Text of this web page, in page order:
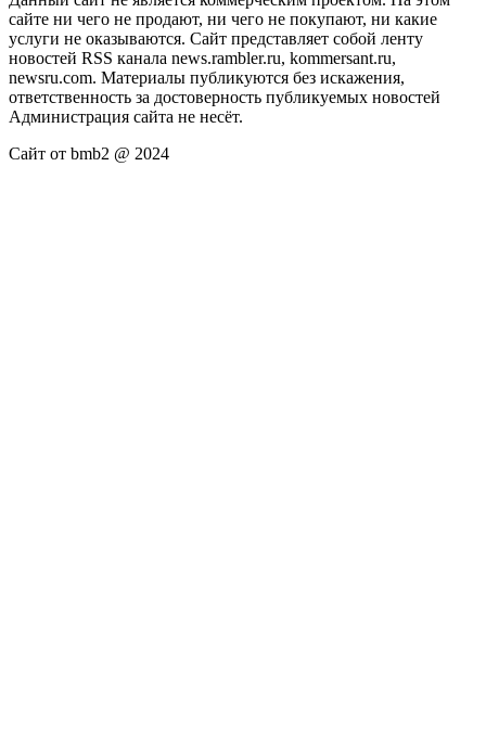
сайте ни чего не продают, ни чего не покупают, ни какие
услуги не оказываются. Сайт представляет собой ленту
новостей RSS канала news.rambler.ru, kommersant.ru,
newsru.com. Материалы публикуются без искажения,
ответственность за достоверность публикуемых новостей
Администрация сайта не несёт.
Сайт от bmb2 @ 2024